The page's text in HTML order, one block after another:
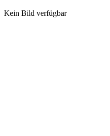
Kein Bild verfügbar